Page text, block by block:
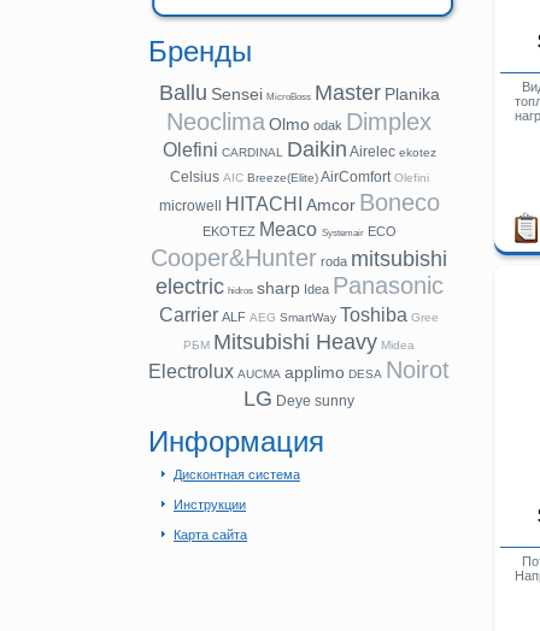
Бренды
Ballu Sensei MicroBoss Master Planika
NeoclimaOlmo odak Dimplex
Olefini CARDINAL Daikin Airelec ekotez
Celsius AIC Breeze(Elite) AirComfort Olefini
microwell HITACHI Amcor Boneco
EKOTEZ Meaco Systemair ECO
Cooper&Hunter roda mitsubishi
electric hidros sharp Idea Panasonic
Carrier ALF AEG SmartWay Toshiba Gree
РБМ Mitsubishi Heavy Midea
Electrolux AUCMA applimo DESA Noirot
LG Deye sunny
Информация
Дисконтная система
Инструкции
Карта сайта